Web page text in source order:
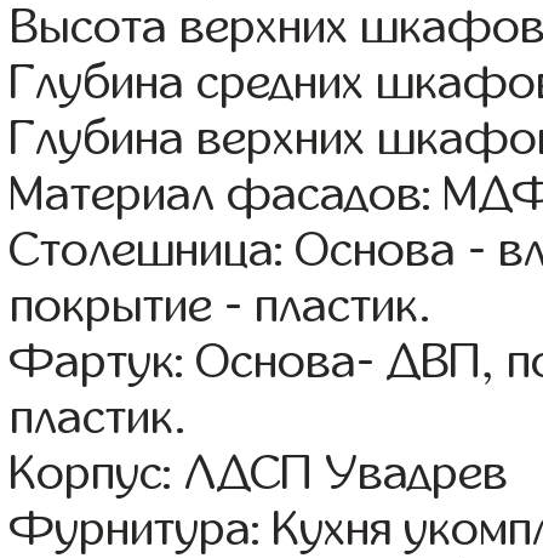
Высота верхних
Глубина средних
Глубина верхних
Материал фасадов:
Столешница: Основа -
покрытие - пластик.
Фартук: Основа- ДВП,
пластик.
Корпус: ЛДСП Увадрев
Фурнитура: Кухня